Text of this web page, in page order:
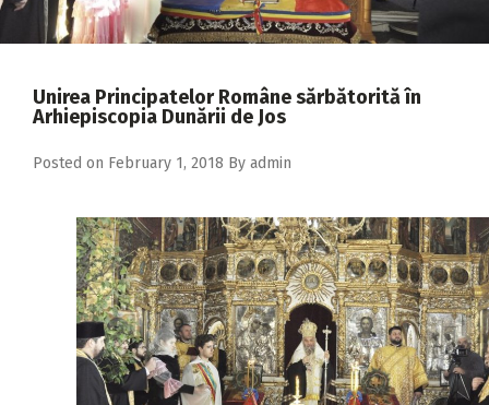
2019
2017
Unirea Principatelor Române sărbătorită în
Arhiepiscopia Dunării de Jos
Posted on February 1, 2018 By admin